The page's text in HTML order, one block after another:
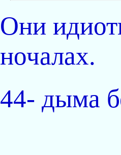
Они
ночалах.
44- дыма